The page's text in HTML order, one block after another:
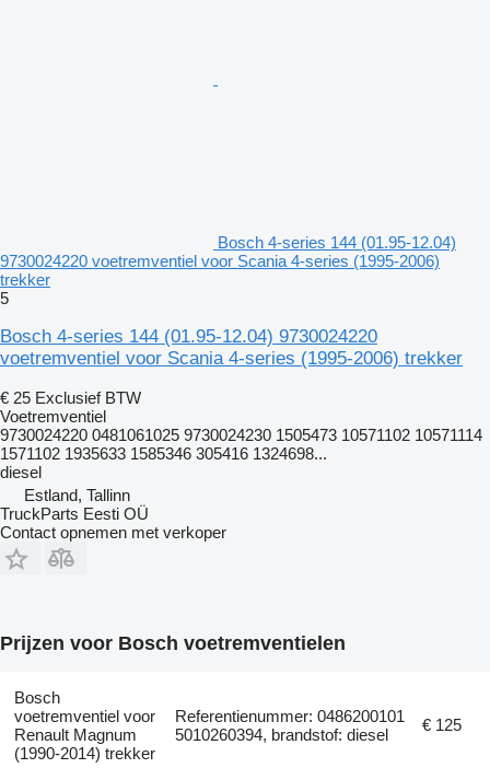
Bosch 4-series 144 (01.95-12.04)
9730024220 voetremventiel voor Scania 4-series (1995-2006)
trekker
5
Bosch 4-series 144 (01.95-12.04) 9730024220
voetremventiel voor Scania 4-series (1995-2006) trekker
€ 25 Exclusief BTW
Voetremventiel
9730024220 0481061025 9730024230 1505473 10571102 10571114
1571102 1935633 1585346 305416 1324698...
diesel
Estland, Tallinn
TruckParts Eesti OÜ
Contact opnemen met verkoper
Prijzen voor Bosch voetremventielen
Bosch
voetremventiel voor
Renault Magnum
(1990-2014) trekker
Referentienummer: 0486200101
5010260394, brandstof: diesel
€ 125